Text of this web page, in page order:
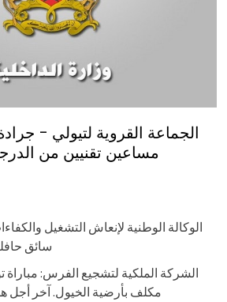
مساعين تقنيين من الدرجة 4 لمهمة
سائق
مكلف بأرضية الخيول. آخر أجل هو 06 يونيو